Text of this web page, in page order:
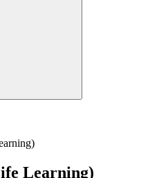
Learning)